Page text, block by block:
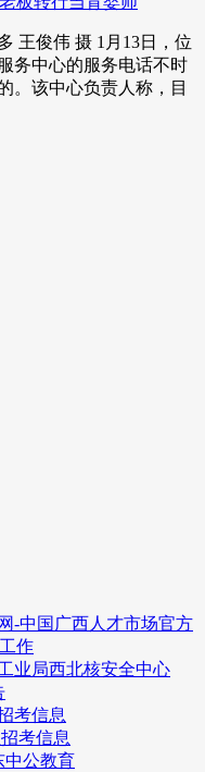
王俊伟 摄 1月13日，位
务中心的服务电话不时
。该中心负责人称，目
-中国广西人才市场官方
作
业局西北核安全中心
考信息
考信息
中公教育